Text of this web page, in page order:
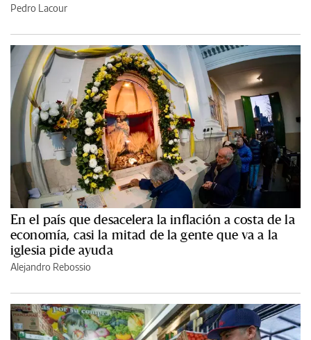
Pedro Lacour
En el país que desacelera la inflación a costa de la
economía, casi la mitad de la gente que va a la
iglesia pide ayuda
Alejandro Rebossio